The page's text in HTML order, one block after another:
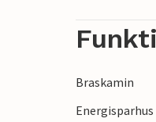
Gå ut i den
Braskamin
Energisparhus